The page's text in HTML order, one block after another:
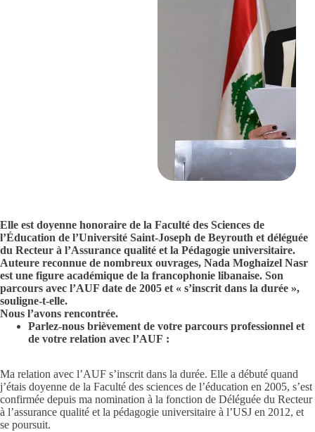
Elle est doyenne honoraire de la Faculté des Sciences de
l’Éducation de l’Université Saint-Joseph de Beyrouth et déléguée
du Recteur à l’Assurance qualité et la Pédagogie universitaire.
Auteure reconnue de nombreux ouvrages, Nada Moghaizel Nasr
est une figure académique de la francophonie libanaise. Son
parcours avec l’AUF date de 2005 et « s’inscrit dans la durée »,
souligne-t-elle.
Nous l’avons rencontrée.
Parlez-nous brièvement de votre parcours professionnel et
de votre relation avec l’AUF :
Ma relation avec l’AUF s’inscrit dans la durée. Elle a débuté quand
j’étais doyenne de la Faculté des sciences de l’éducation en 2005, s’est
confirmée depuis ma nomination à la fonction de Déléguée du Recteur
à l’assurance qualité et la pédagogie universitaire à l’USJ en 2012, et
se poursuit.